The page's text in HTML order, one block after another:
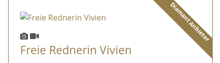
Diamant Anbieter
Freie Rednerin Vivien